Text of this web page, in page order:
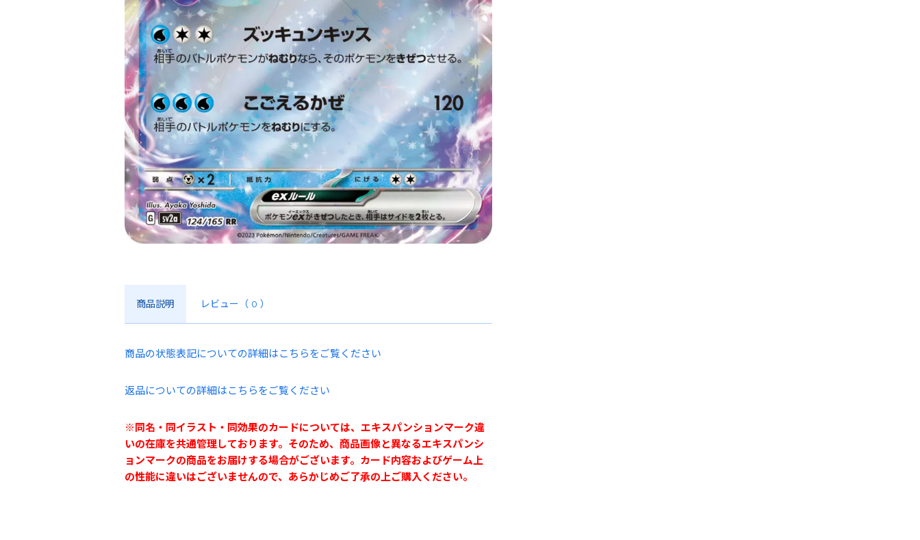
商品説明 レビュー （ 0 ）
商品の状態表記についての詳細はこちらをご覧ください
返品についての詳細はこちらをご覧ください
※同名・同イラスト・同効果のカードについては、エキスパンションマーク違
いの在庫を共通管理しております。そのため、商品画像と異なるエキスパンシ
ョンマークの商品をお届けする場合がございます。カード内容およびゲーム上
の性能に違いはございませんので、あらかじめご了承の上ご購入ください。